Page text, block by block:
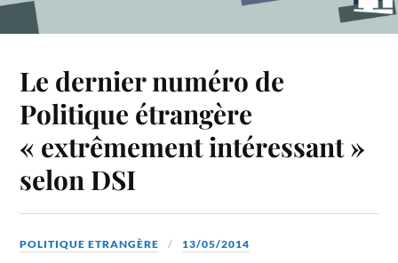
Le dernier numéro de
Politique étrangère
« extrêmement intéressant »
selon DSI
POLITIQUE ETRANGÈRE 13/05/2014